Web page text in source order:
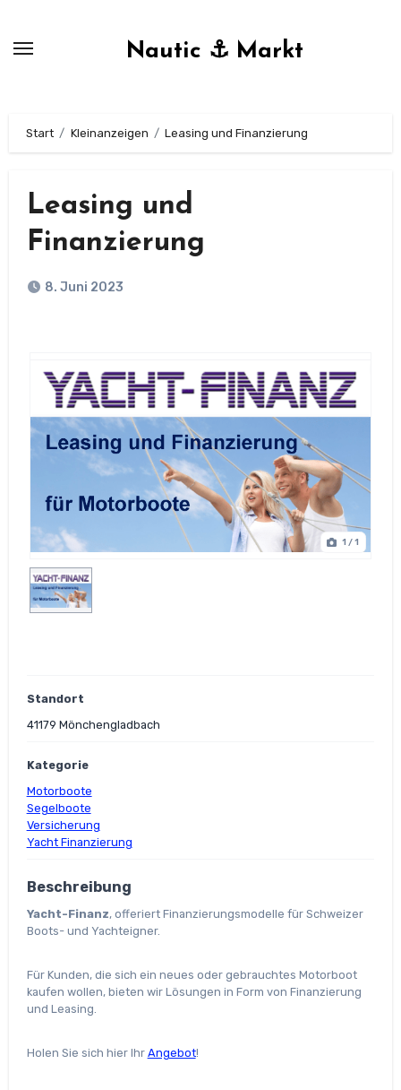
Nautic ⚓ Markt
Start Kleinanzeigen Leasing und Finanzierung
Leasing und
Finanzierung
8. Juni 2023
1 / 1
Standort
41179 Mönchengladbach
Kategorie
Motorboote
Segelboote
Versicherung
Yacht Finanzierung
Beschreibung
Yacht-Finanz, offeriert Finanzierungsmodelle für Schweizer
Boots- und Yachteigner.
Für Kunden, die sich ein neues oder gebrauchtes Motorboot
kaufen wollen, bieten wir Lösungen in Form von Finanzierung
und Leasing.
Holen Sie sich hier Ihr Angebot!